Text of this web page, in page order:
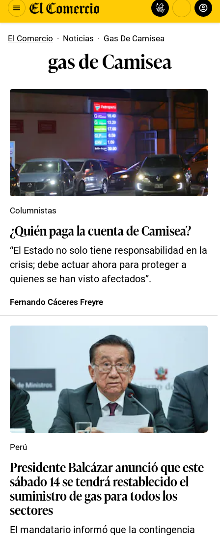
El Comercio · Noticias · Gas De Camisea
gas de Camisea
¿Quién paga la cuenta de Camisea?
“El Estado no solo tiene responsabilidad en la
crisis; debe actuar ahora para proteger a
quienes se han visto afectados”.
Columnistas
Fernando Cáceres Freyre
Presidente Balcázar anunció que este
sábado 14 se tendrá restablecido el
suministro de gas para todos los
sectores
El mandatario informó que la contingencia
Perú